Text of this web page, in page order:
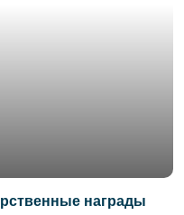
награды